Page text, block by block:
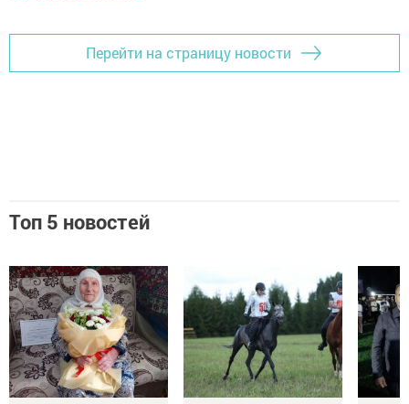
Перейти на страницу новости
Топ 5 новостей